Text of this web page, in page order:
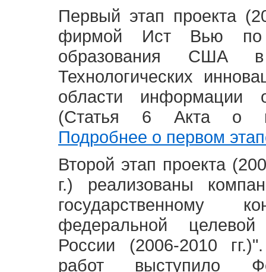
Первый этап проекта
фирмой Ист Вью по
образования США
Технологических
области информации
(Статья 6 Акта о
Подробнее о первом
Второй этап проекта
г.) реализованы
государственному
федеральной
России (2006-2010
работ выступило